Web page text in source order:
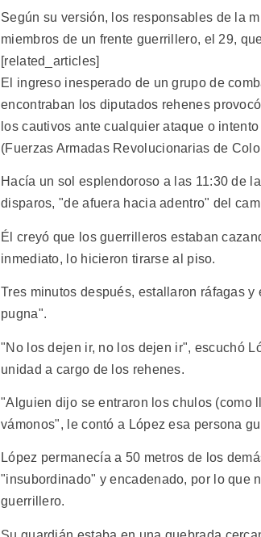
Según su versión, los responsables de la
miembros de un frente guerrillero, el 29,
[related_articles]
El ingreso inesperado de un grupo de
encontraban los diputados rehenes
los cautivos ante cualquier ataque o
(Fuerzas Armadas Revolucionarias de
Hacía un sol esplendoroso a las 11:30 de
disparos, "de afuera hacia adentro" del
Él creyó que los guerrilleros estaban
inmediato, lo hicieron tirarse al piso.
Tres minutos después, estallaron ráfagas
pugna".
"No los dejen ir, no los dejen ir", escuchó
unidad a cargo de los rehenes.
"Alguien dijo se entraron los chulos
vámonos", le contó a López esa persona
López permanecía a 50 metros de los
"insubordinado" y encadenado, por lo que
guerrillero.